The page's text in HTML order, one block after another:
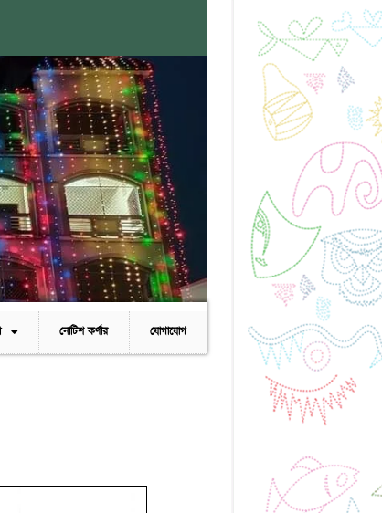
নোটিশ কর্ণার যোগাযোগ